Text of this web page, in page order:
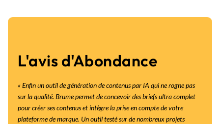
L'avis d'Abondance
« Enfin un outil de génération de contenus par IA qui ne rogne pas
sur la qualité. Brume permet de concevoir des briefs ultra complet
pour créer ses contenus et intègre la prise en compte de votre
plateforme de marque. Un outil testé sur de nombreux projets